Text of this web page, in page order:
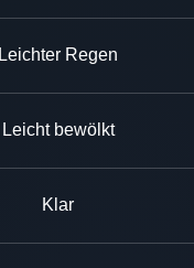
Leichter Regen
Leicht bewölkt
Klar